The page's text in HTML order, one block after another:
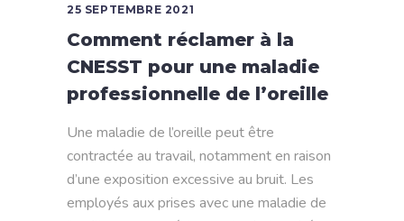
25 SEPTEMBRE 2021
Comment réclamer à la
CNESST pour une maladie
professionnelle de l’oreille
Une maladie de l’oreille peut être
contractée au travail, notamment en raison
d’une exposition excessive au bruit. Les
employés aux prises avec une maladie de